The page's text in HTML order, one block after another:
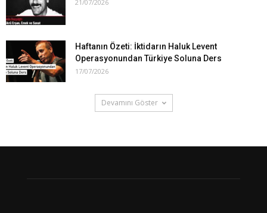
21/07/2026
Haftanın Özeti: İktidarın Haluk Levent
Operasyonundan Türkiye Soluna Ders
17/07/2026
Devamını Göster